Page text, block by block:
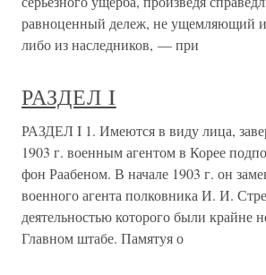
равноценный дележ, не ущемляющий
либо из наследников, — при
РАЗДЕЛ I
РАЗДЕЛ I 1. Имеются в виду лица,
1903 г. военным агентом в Корее
фон Раабеном. В начале 1903 г. он
военного агента полковника И. И.
деятельностью которого были крайне
Главном штабе. Памятуя о